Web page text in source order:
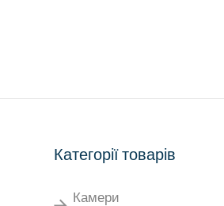
Категорії товарів
Камери